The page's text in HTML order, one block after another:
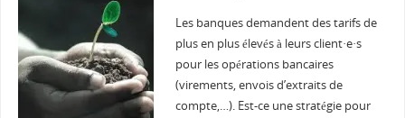
Les banques demandent des tarifs de
plus en plus élevés à leurs client·e·s
pour les opérations bancaires
(virements, envois d’extraits de
compte,…). Est-ce une stratégie pour